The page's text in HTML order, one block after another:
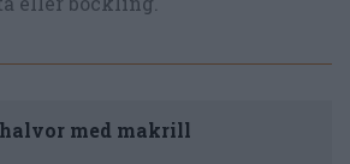
med makrill